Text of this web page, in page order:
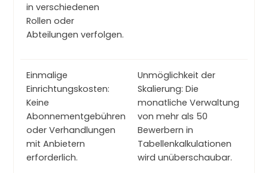
in verschiedenen
Rollen oder
Abteilungen verfolgen.
Einmalige
Einrichtungskosten:
Keine
Abonnementgebühren
oder Verhandlungen
mit Anbietern
erforderlich.
Unmöglichkeit der
Skalierung: Die
monatliche Verwaltung
von mehr als 50
Bewerbern in
Tabellenkalkulationen
wird unüberschaubar.